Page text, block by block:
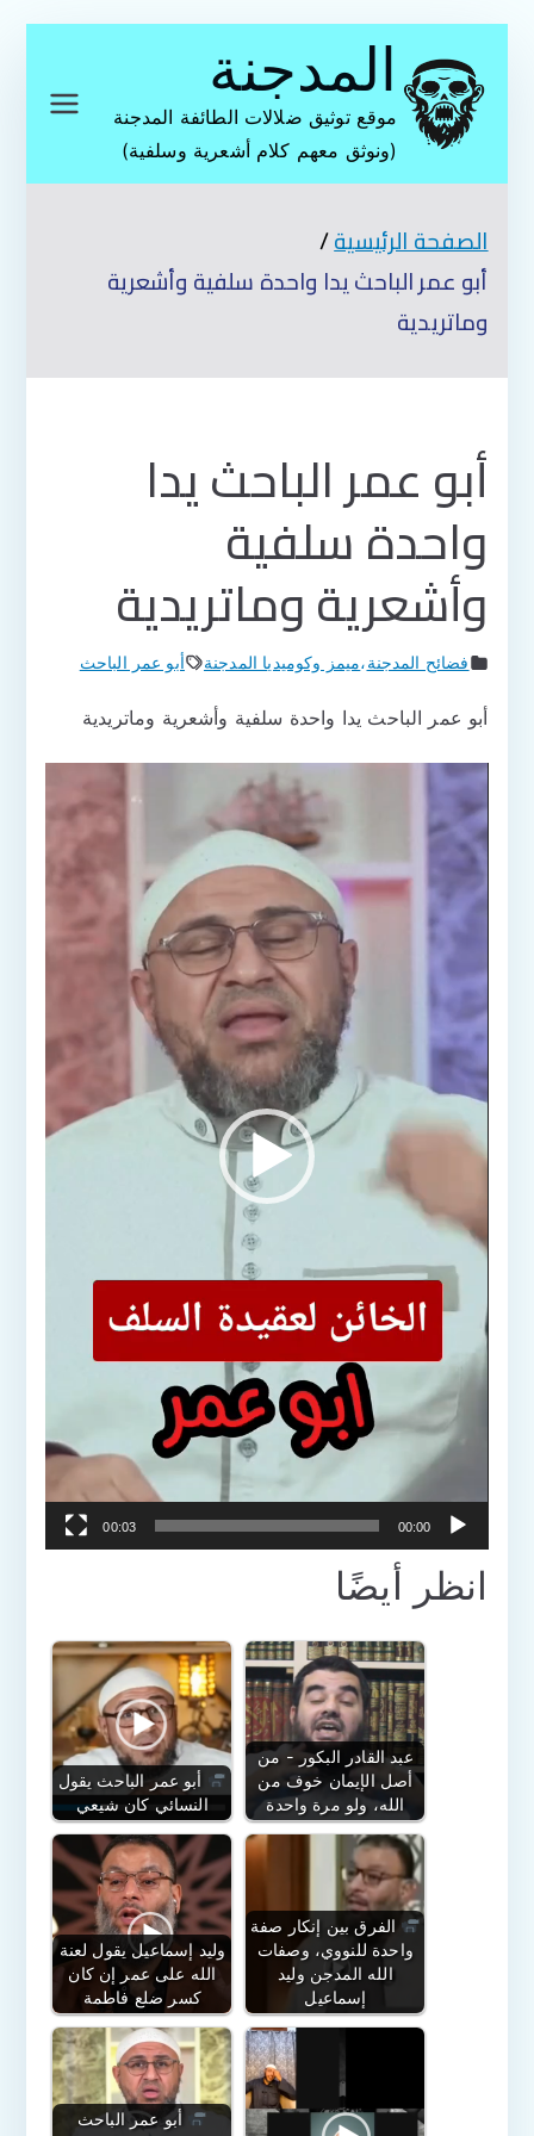
المحتوى
المدجنة
موقع توثيق ضلالات الطائفة المدجنة
(ونوثق معهم كلام أشعرية وسلفية)
الصفحة الرئيسية
أبو عمر الباحث يدا واحدة سلفية وأشعرية
وماتريدية
أبو عمر الباحث يدا
واحدة سلفية
وأشعرية وماتريدية
فضائح المدجنة،ميمز وكوميديا المدجنة أبو عمر الباحث
أبو عمر الباحث يدا واحدة سلفية وأشعرية وماتريدية
مشغل
الفيديو
00:00
00:03
انظر أيضًا
أبو عمر الباحث يقول
النسائي كان شيعي
عبد القادر البكور - من
أصل الإيمان خوف من
الله، ولو مرة واحدة
وليد إسماعيل يقول لعنة
الله على عمر إن كان
كسر ضلع فاطمة
الفرق بين إنكار صفة
واحدة للنووي، وصفات
الله المدجن وليد
إسماعيل
أبو عمر الباحث